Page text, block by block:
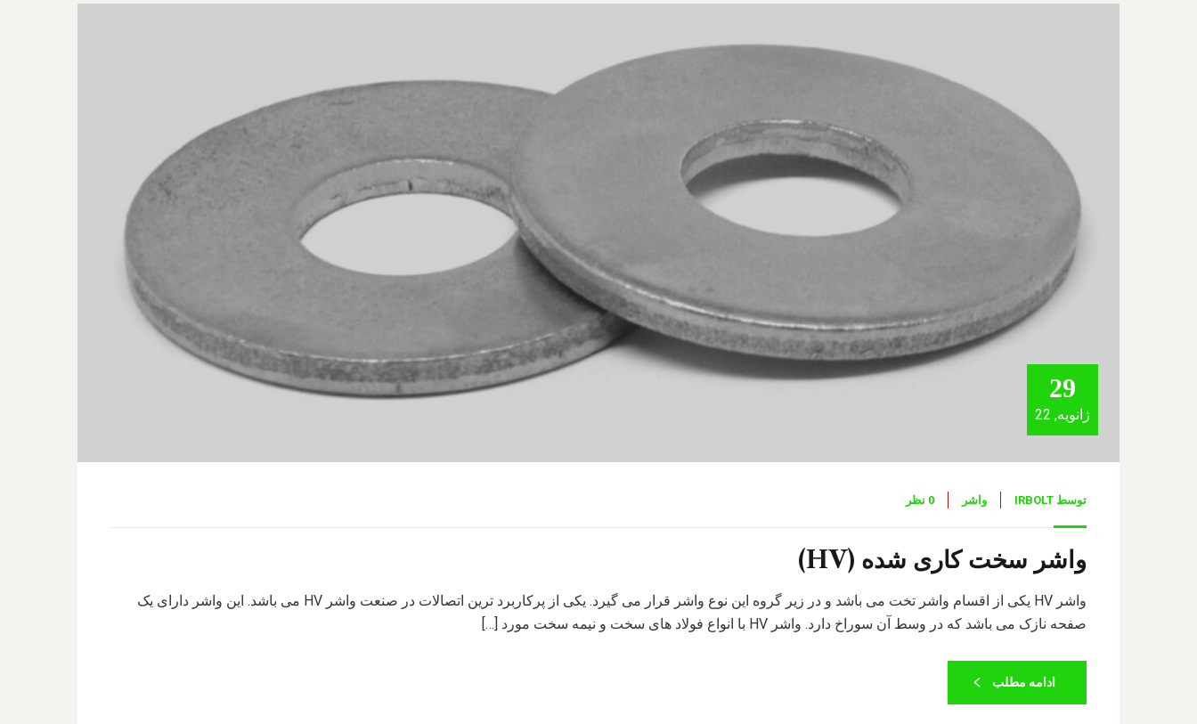
29
ژانویه, 22
توسط IRBOLT واشر 0 نظر
واشر سخت کاری شده (HV)
واشر HV یکی از اقسام واشر تخت می باشد و در زیر گروه این نوع واشر قرار می گیرد. یکی از پرکاربرد ترین اتصالات در صنعت واشر HV می باشد. این واشر دارای یک
صفحه نازک می باشد که در وسط آن سوراخ دارد. واشر HV با انواع فولاد های سخت و نیمه سخت مورد […]
ادامه مطلب